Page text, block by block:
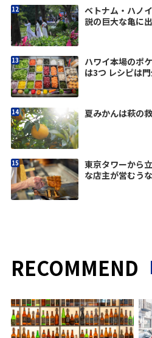
ベトナム・ハノ
説の巨大な亀に
ハワイ本場のポ
は3つ レシピは
夏みかんは萩の
東京タワーから
な店主が営むう
RECOMMEND